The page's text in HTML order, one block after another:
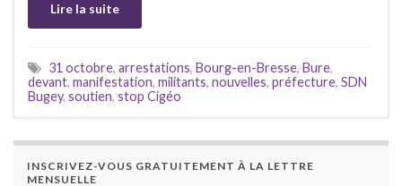
Lire la suite
31 octobre, arrestations, Bourg-en-Bresse, Bure,
devant, manifestation, militants, nouvelles, préfecture, SDN
Bugey, soutien, stop Cigéo
INSCRIVEZ-VOUS GRATUITEMENT À LA LETTRE
MENSUELLE